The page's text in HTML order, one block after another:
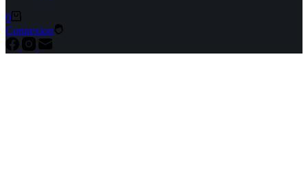
0
Connexion